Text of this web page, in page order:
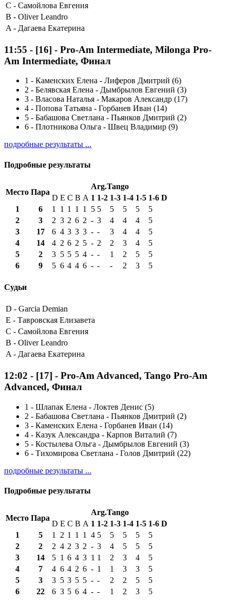
C - Самойлова Евгения
B - Oliver Leandro
A - Дагаева Екатерина
11:55 - [16] - Pro-Am Intermediate, Milonga Pro-
Am Intermediate, Финал
1 - Каменских Елена - Лиферов Дмитрий (6)
2 - Белявская Елена - Дымбрылов Евгений (3)
3 - Власова Наталья - Макаров Александр (17)
4 - Попова Татьяна - Горбанев Иван (14)
5 - Бабашова Светлана - Пьянков Дмитрий (2)
6 - Плотникова Ольга - Швец Владимир (9)
подробные результаты ...
Подробные результаты
Место Пара
Arg.Tango
D E C B A 1 1-2 1-3 1-4 1-5 1-6 D
1
6 1 1 1 1 1 5 5 5 5 5
5
2
3 2 3 2 6 2 - 3 4 4 4
5
3
17 6 4 3 3 3 - - 3 4 4
5
4
14 4 2 6 2 5 - 2 2 3 4
5
5
2 3 5 5 5 4 - - 1 2 5
5
6
9 5 6 4 4 6 - - - 2 3 5
Судьи
D - Garcia Demian
E - Тавровская Елизавета
C - Самойлова Евгения
B - Oliver Leandro
A - Дагаева Екатерина
12:02 - [17] - Pro-Am Advanced, Tango Pro-Am
Advanced, Финал
1 - Шлапак Елена - Локтев Денис (5)
2 - Бабашова Светлана - Пьянков Дмитрий (2)
3 - Каменских Елена - Горбанев Иван (14)
4 - Казук Александра - Карпов Виталий (7)
5 - Костылева Ольга - Дымбрылов Евгений (3)
6 - Тихомирова Светлана - Голов Дмитрий (22)
подробные результаты ...
Подробные результаты
Место Пара
Arg.Tango
D E C B A 1 1-2 1-3 1-4 1-5 1-6 D
1
5 1 2 1 1 1 4 5 5 5 5
5
2
2 2 4 2 3 2 - 3 4 5 5
5
3
14 5 1 6 4 3 1 1 2 3 4
5
4
7 4 6 4 2 6 - 1 1 3 3
5
5
3 3 5 3 5 5 - - 2 2 5
5
6
22 6 3 5 6 4 - - 1 2 3 5